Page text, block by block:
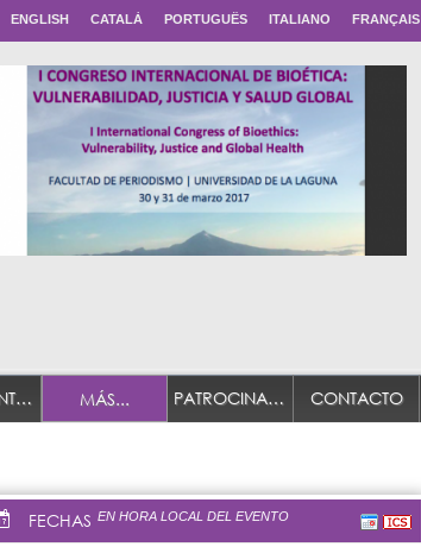
ENGLISH CATALÀ PORTUGUÊS ITALIANO FRANÇAIS
DOCUMENTACIÓN MÁS... PATROCINADORES CONTACTO
FECHAS EN HORA LOCAL DEL EVENTO